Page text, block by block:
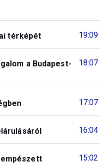
19:09
térképét
18:07
a Budapest-
17:07
16:04
15:02